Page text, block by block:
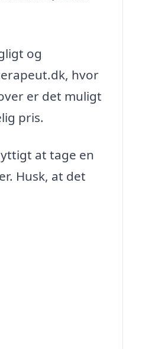
og
hvor
er det muligt
pris.
at tage en
Husk, at det